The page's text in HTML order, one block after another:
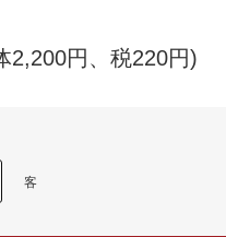
2,200円、税220円)
客